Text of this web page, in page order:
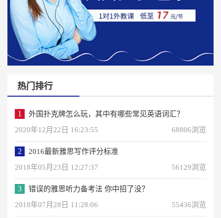
热门排行
1
外国扑克牌怎么玩，其中有哪些常见英语词汇？
2020年12月22日 16:23:55
68806浏览
2
2016最新雅思写作评分标准
2018年05月23日 12:27:37
56129浏览
3
错误的雅思听力备考法 你中招了没？
2018年07月28日 11:28:06
55436浏览